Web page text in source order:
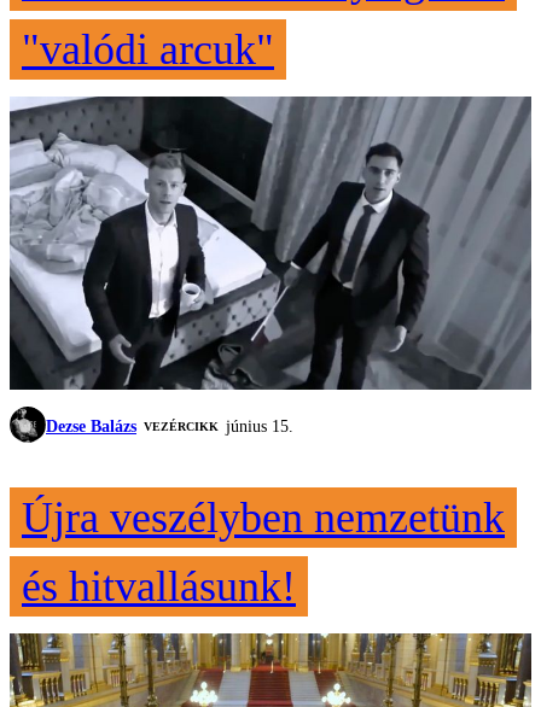
"valódi arcuk"
Dezse Balázs VEZÉRCIKK június 15.
Újra veszélyben nemzetünk
és hitvallásunk!